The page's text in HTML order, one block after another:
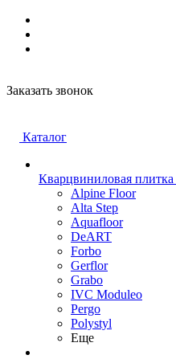
Заказать звонок
Каталог
Кварцвиниловая плитка
Alpine Floor
Alta Step
Aquafloor
DeART
Forbo
Gerflor
Grabo
IVC Moduleo
Pergo
Polystyl
Еще